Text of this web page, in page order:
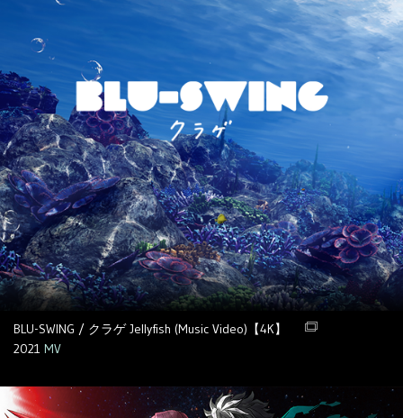
BLU-SWING / クラゲ Jellyfish (Music Video)【4K】
2021 MV